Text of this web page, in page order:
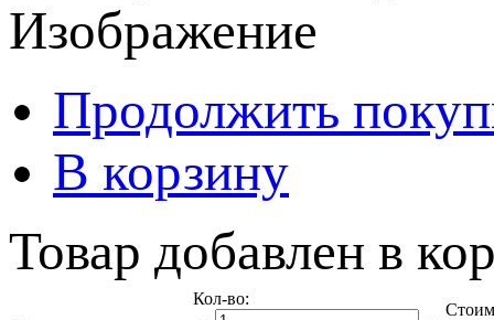
Изображение
Продолжить
В корзину
Товар добавлен в
Кол-во: